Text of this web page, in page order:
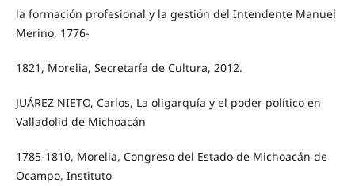
la formación profesional y la gestión del Intendente Manuel
Merino, 1776-
1821, Morelia, Secretaría de Cultura, 2012.
JUÁREZ NIETO, Carlos, La oligarquía y el poder político en
Valladolid de Michoacán
1785-1810, Morelia, Congreso del Estado de Michoacán de
Ocampo, Instituto